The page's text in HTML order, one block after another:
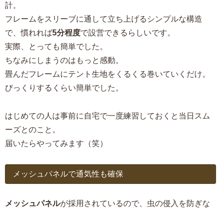
計。
フレームをスリーブに通して立ち上げるシンプルな構造
で、慣れれば5分程度で設営できるらしいです。
実際、とっても簡単でした。
ちなみにしまうのはもっと感動。
畳んだフレームにテント生地をくるくる巻いていくだけ。
びっくりするくらい簡単でした。
はじめての人は事前に自宅で一度練習しておくと当日スム
ーズとのこと。
届いたらやってみます（笑）
メッシュパネルで通気性も確保
メッシュパネルが採用されているので、虫の侵入を防ぎな